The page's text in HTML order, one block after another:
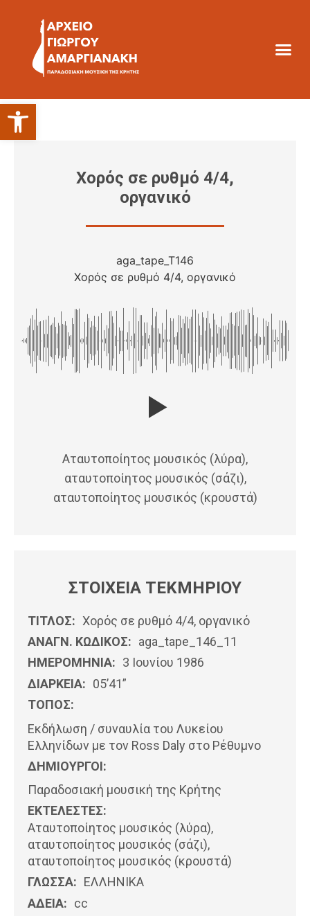
Ανοίξτε τη γραμμή εργαλείων
Χορός σε ρυθμό 4/4,
οργανικό
aga_tape_T146
Χορός σε ρυθμό 4/4, οργανικό
Αταυτοποίητος μουσικός (λύρα),
αταυτοποίητος μουσικός (σάζι),
αταυτοποίητος μουσικός (κρουστά)
ΣΤΟΙΧΕΙΑ ΤΕΚΜΗΡΙΟΥ
ΤΙΤΛΟΣ: Χορός σε ρυθμό 4/4, οργανικό
ΑΝΑΓΝ. ΚΩΔΙΚΟΣ: aga_tape_146_11
ΗΜΕΡΟΜΗΝΊΑ: 3 Ιουνίου 1986
ΔΙΑΡΚΕΙΑ: 05’41”
ΤΟΠΟΣ:
Εκδήλωση / συναυλία του Λυκείου
Ελληνίδων με τον Ross Daly στο Ρέθυμνο
ΔΗΜΙΟΥΡΓΟΙ:
Παραδοσιακή μουσική της Κρήτης
ΕΚΤΕΛΕΣΤΕΣ:
Αταυτοποίητος μουσικός (λύρα),
αταυτοποίητος μουσικός (σάζι),
αταυτοποίητος μουσικός (κρουστά)
ΓΛΩΣΣΑ: ΕΛΛΗΝΙΚΆ
ΑΔΕΙΑ: cc